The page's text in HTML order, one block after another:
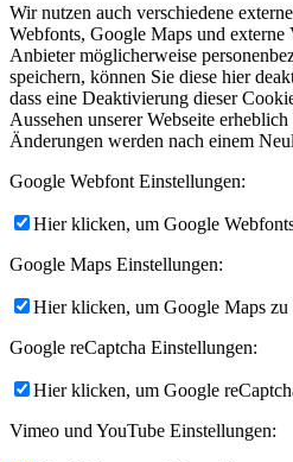
Wir nutzen auch verschiedene
Webfonts, Google Maps und externe
Anbieter möglicherweise
speichern, können Sie diese hier
dass eine Deaktivierung dieser
Aussehen unserer Webseite
Änderungen werden nach einem
Google Webfont Einstellungen:
Hier klicken, um Google
Google Maps Einstellungen:
Hier klicken, um Google Maps zu
Google reCaptcha Einstellungen:
Hier klicken, um Google
Vimeo und YouTube Einstellungen: